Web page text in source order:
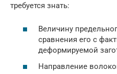
требуется знать:
Величину
сравнения его с
деформируемой
Направление